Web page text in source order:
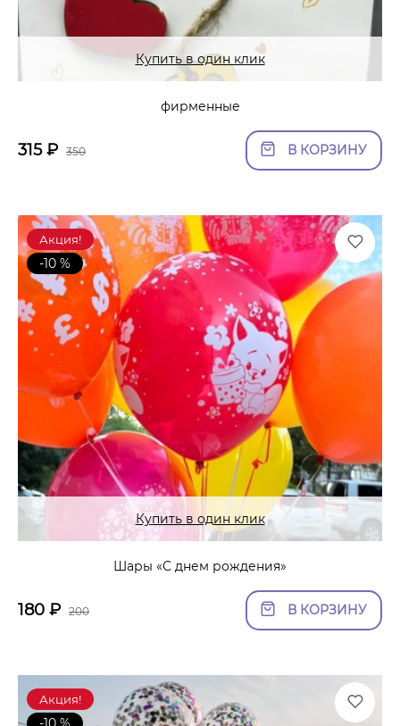
Купить в один клик
фирменные
315₽ 350 В КОРЗИНУ
Акция!
-10 %
Купить в один клик
Шары «С днем рождения»
180 ₽ 200 В КОРЗИНУ
Акция!